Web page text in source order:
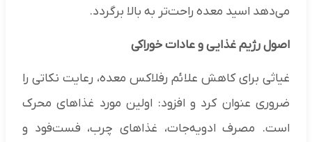
می‌دهد اسید معده راحت‌تر به بالا برگردد.
اصول رژیم غذایی و عادات خوراکی
غیاثی برای کاهش علائم رفلاکس معده، رعایت نکاتی را
ضروری عنوان کرد و افزود: اولین مورد غذاهای محرک
است. مصرف ادویه‌جات، غذاهای چرب، فست‌فود و